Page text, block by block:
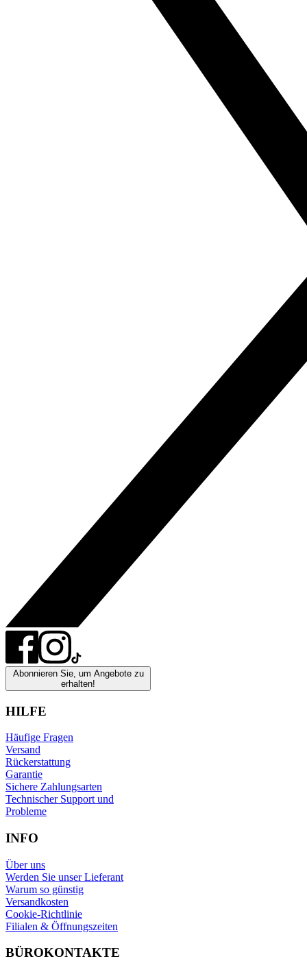
Abonnieren Sie, um Angebote zu
erhalten!
HILFE
Häufige Fragen
Versand
Rückerstattung
Garantie
Sichere Zahlungsarten
Technischer Support und
Probleme
INFO
Über uns
Werden Sie unser Lieferant
Warum so günstig
Versandkosten
Cookie-Richtlinie
Filialen & Öffnungszeiten
BÜROKONTAKTE